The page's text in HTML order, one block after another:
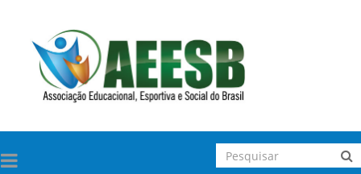
TOGGLE